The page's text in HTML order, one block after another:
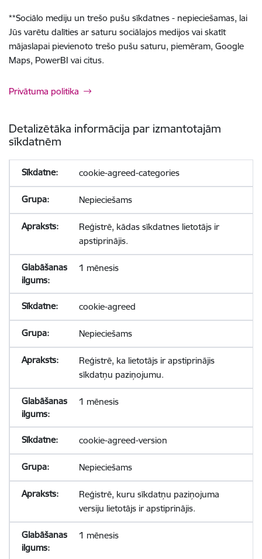
**Sociālo mediju un trešo pušu sīkdatnes - nepieciešamas, lai
Jūs varētu dalīties ar saturu sociālajos medijos vai skatīt
mājaslapai pievienoto trešo pušu saturu, piemēram, Google
Maps, PowerBI vai citus.
Privātuma politika
Detalizētāka informācija par izmantotajām
sīkdatnēm
cookie-agreed-categories
Nepieciešams
Reģistrē, kādas sīkdatnes lietotājs ir
apstiprinājis.
1 mēnesis
cookie-agreed
Nepieciešams
Reģistrē, ka lietotājs ir apstiprinājis
sīkdatņu paziņojumu.
1 mēnesis
cookie-agreed-version
Nepieciešams
Reģistrē, kuru sīkdatņu paziņojuma
versiju lietotājs ir apstiprinājis.
1 mēnesis